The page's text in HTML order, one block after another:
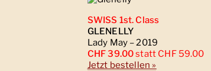
SWISS 1st. Class
GLENELLY
Lady May – 2019
CHF 39.00statt CHF 59.00
Jetzt bestellen »